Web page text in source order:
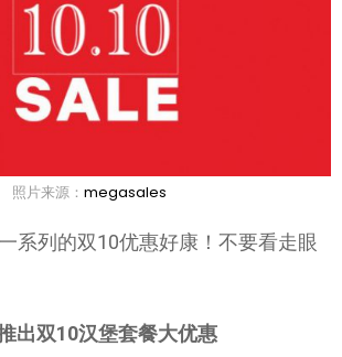
照片来源： megasales
系列的双10优惠好康！不要看走眼
出双10汉堡套餐大优惠